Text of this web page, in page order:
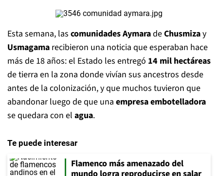
Esta semana, las comunidades AymaradeChusmizay
Usmagama recibieron una noticia que esperaban hace
más de 18 años: el Estado les entregó 14 mil hectáreas
de tierra en la zona donde vivían sus ancestros desde
antes de la colonización, y que muchos tuvieron que
abandonar luego de que una empresa embotelladora
se quedara con el agua.
Te puede interesar
Flamenco más amenazado del